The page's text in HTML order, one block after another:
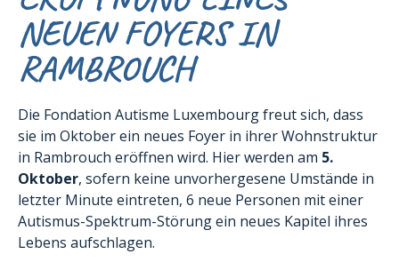
NEUEN FOYERS IN
RAMBROUCH
Die Fondation Autisme Luxembourg freut sich, dass
sie im Oktober ein neues Foyer in ihrer Wohnstruktur
in Rambrouch eröffnen wird. Hier werden am 5.
Oktober, sofern keine unvorhergesene Umstände in
letzter Minute eintreten, 6 neue Personen mit einer
Autismus-Spektrum-Störung ein neues Kapitel ihres
Lebens aufschlagen.